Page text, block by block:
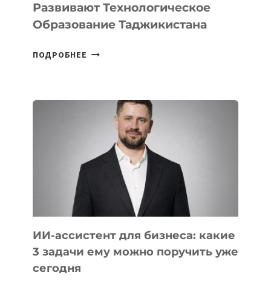
Развивают Технологическое
Образование Таджикистана
ПОДРОБНЕЕ
КОТОРЫЕ
РАЗВИВАЮТ
ТЕХНОЛОГИЧЕСКОЕ
ОБРАЗОВАНИЕ
ТАДЖИКИСТАНА
ИИ-ассистент для бизнеса: какие
3 задачи ему можно поручить уже
сегодня